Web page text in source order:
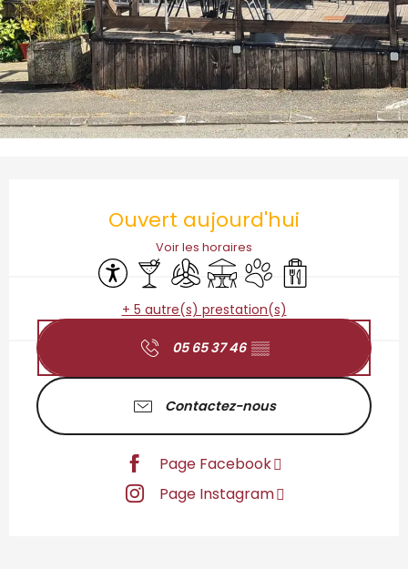
Ouvert aujourd'hui
Voir les horaires
Accessibilité
Bar / Buvette
Air conditionné
TerrasseAnimaux acceptés
Vente à emporter
+ 5 autre(s) prestation(s)
05 65 37 46 ▒▒
Contactez-nous
Page Facebook
Page Instagram